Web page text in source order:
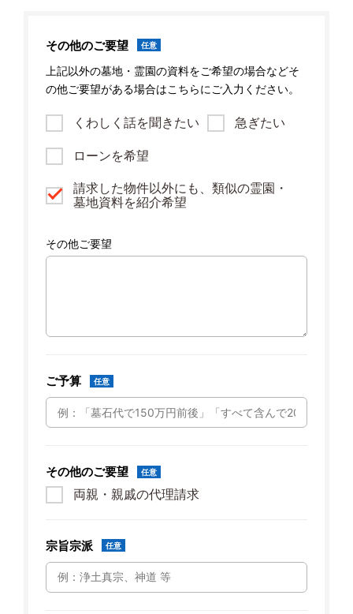
その他のご要望 任意
上記以外の墓地・霊園の資料をご希望の場合などそ
の他ご要望がある場合はこちらにご入力ください。
くわしく話を聞きたい 急ぎたい
ローンを希望
請求した物件以外にも、類似の霊園・
墓地資料を紹介希望
その他ご要望
ご予算 任意
その他のご要望 任意
両親・親戚の代理請求
宗旨宗派 任意